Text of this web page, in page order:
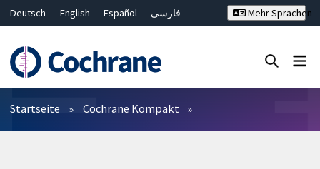
Deutsch English Español
فارسی
Bahasa Malaysia
ไทย
繁體中文
简体中文
Mehr Sprachen
Filter
Startseite Cochrane Kompakt